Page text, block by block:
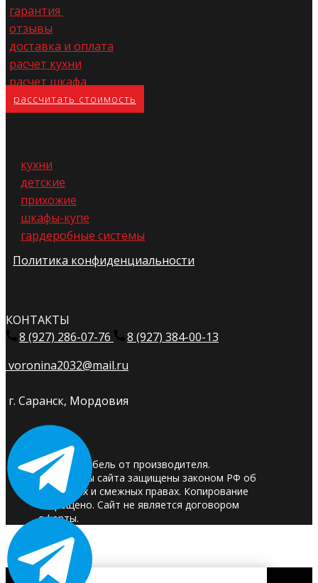
гарантия
отзывы
доставка и оплата
расчет кухни
расчет шкафа
расс​читать стоимость
кухни
детские
прихожие
шкафы-купе
гардеробные системы
Политика конфиденциальности
КОНТАКТЫ
8 (927) 286-07-76
8 (927) 384-00-13
voronina2032@mail.ru
г. Саранск, Мордовия
© 2025. Мебель от производителя.
Материалы сайта защищены законом РФ об
авторских и смежных правах. Копирование
запрещено. Сайт не является договором
оферты.